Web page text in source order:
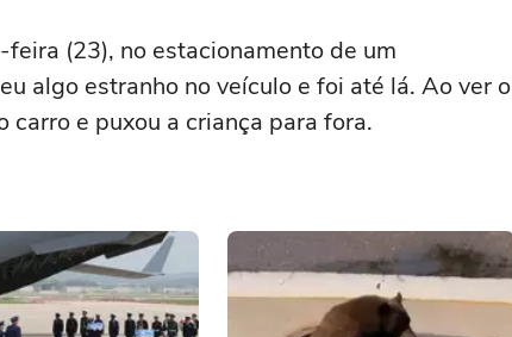
(23), no estacionamento de um
algo estranho no veículo e foi até lá. Ao ver o
e puxou a criança para fora.